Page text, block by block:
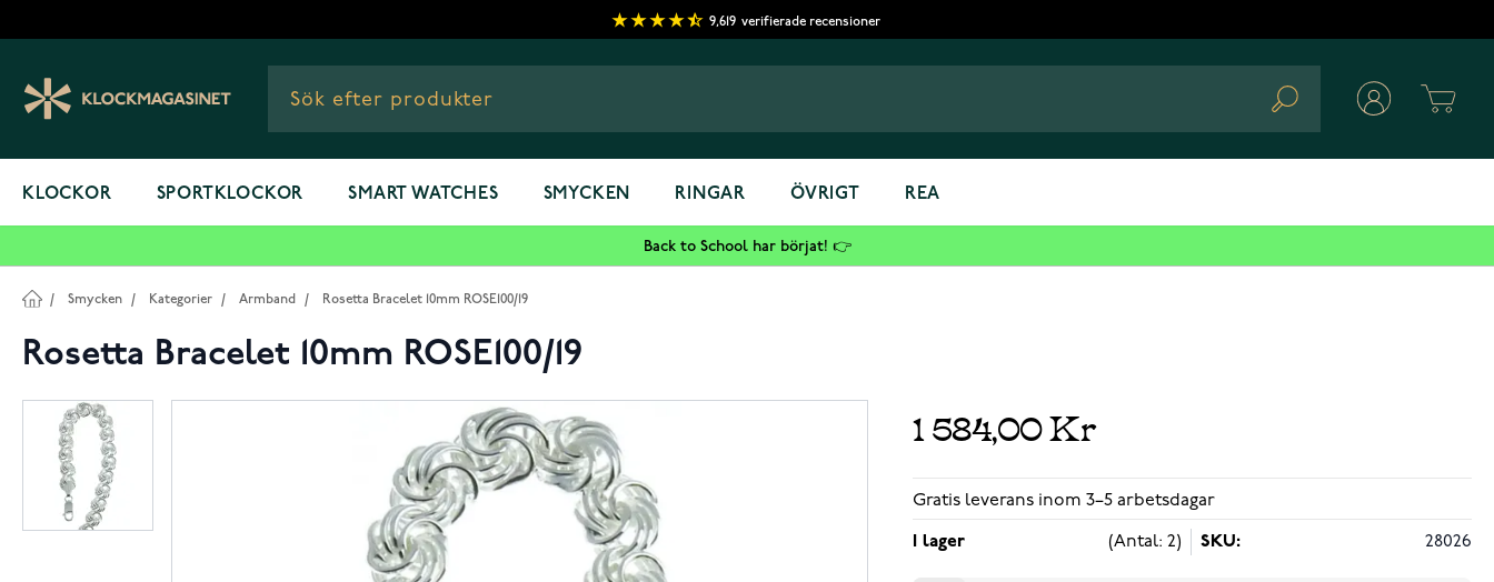
9,619 verifierade recensioner
Search
KLOCKOR SPORTKLOCKOR SMART WATCHES SMYCKEN RINGAR ÖVRIGT REA
Back to School har börjat! 👉
/ Smycken / Kategorier / Armband / Rosetta Bracelet 10mm ROSE100/19
Rosetta Bracelet 10mm ROSE100/19
1 584,00 Kr
Gratis leverans inom 3–5 arbetsdagar
I lager (Antal: 2) SKU: 28026